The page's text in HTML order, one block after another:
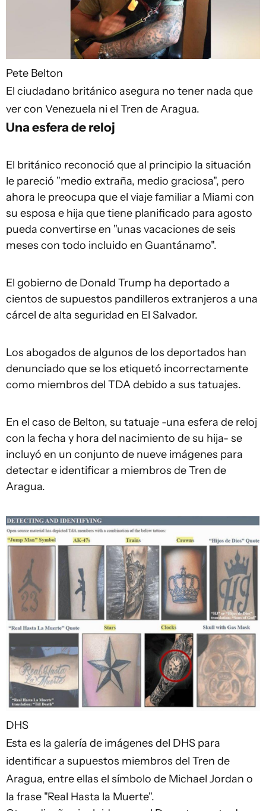
Pete Belton
El ciudadano británico asegura no tener nada que
ver con Venezuela ni el Tren de Aragua.
Una esfera de reloj
El británico reconoció que al principio la situación
le pareció "medio extraña, medio graciosa", pero
ahora le preocupa que el viaje familiar a Miami con
su esposa e hija que tiene planificado para agosto
pueda convertirse en "unas vacaciones de seis
meses con todo incluido en Guantánamo".
El gobierno de Donald Trump ha deportado a
cientos de supuestos pandilleros extranjeros a una
cárcel de alta seguridad en El Salvador.
Los abogados de algunos de los deportados han
denunciado que se los etiquetó incorrectamente
como miembros del TDA debido a sus tatuajes.
En el caso de Belton, su tatuaje -una esfera de reloj
con la fecha y hora del nacimiento de su hija- se
incluyó en un conjunto de nueve imágenes para
detectar e identificar a miembros de Tren de
Aragua.
DHS
Esta es la galería de imágenes del DHS para
identificar a supuestos miembros del Tren de
Aragua, entre ellas el símbolo de Michael Jordan o
la frase "Real Hasta la Muerte".